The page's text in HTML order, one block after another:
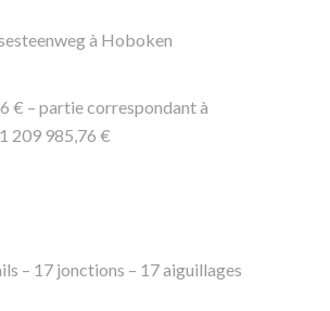
à Hoboken
€ – partie correspondant à
209 985,76 €
– 17 jonctions – 17 aiguillages